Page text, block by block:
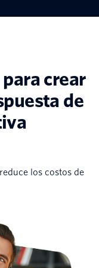
crear
de
los costos de